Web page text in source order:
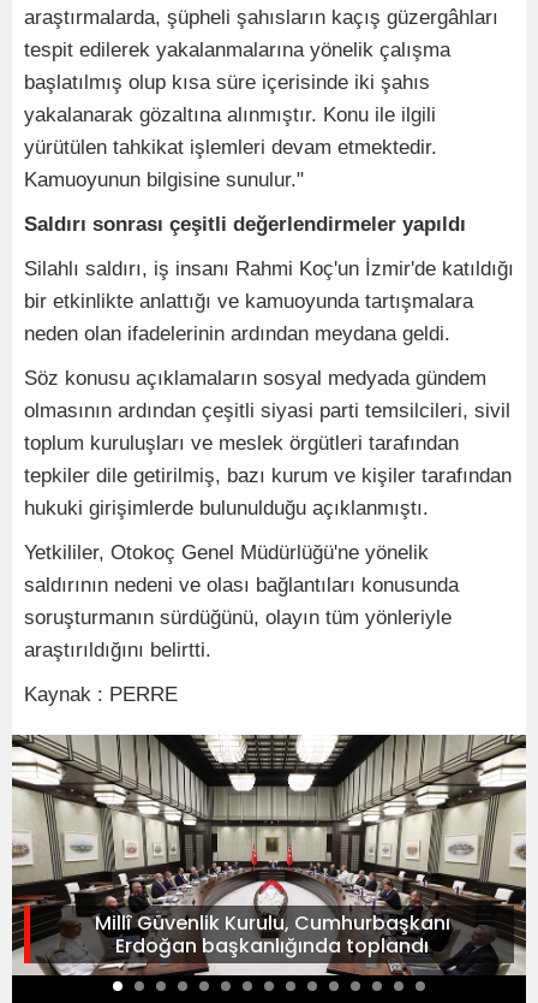
araştırmalarda, şüpheli şahısların kaçış güzergâhları
tespit edilerek yakalanmalarına yönelik çalışma
başlatılmış olup kısa süre içerisinde iki şahıs
yakalanarak gözaltına alınmıştır. Konu ile ilgili
yürütülen tahkikat işlemleri devam etmektedir.
Kamuoyunun bilgisine sunulur."
Saldırı sonrası çeşitli değerlendirmeler yapıldı
Silahlı saldırı, iş insanı Rahmi Koç'un İzmir'de katıldığı
bir etkinlikte anlattığı ve kamuoyunda tartışmalara
neden olan ifadelerinin ardından meydana geldi.
Söz konusu açıklamaların sosyal medyada gündem
olmasının ardından çeşitli siyasi parti temsilcileri, sivil
toplum kuruluşları ve meslek örgütleri tarafından
tepkiler dile getirilmiş, bazı kurum ve kişiler tarafından
hukuki girişimlerde bulunulduğu açıklanmıştı.
Yetkililer, Otokoç Genel Müdürlüğü'ne yönelik
saldırının nedeni ve olası bağlantıları konusunda
soruşturmanın sürdüğünü, olayın tüm yönleriyle
araştırıldığını belirtti.
Kaynak : PERRE
Millî Güvenlik Kurulu, Cumhurbaşkanı
Erdoğan başkanlığında toplandı